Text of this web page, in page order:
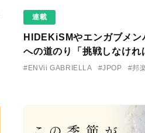
連載
HIDEKiSMやエンガブメ
への道のり「挑戦しなけれ
し、変わらない」～【
#ENVii GABRIELLA #JPOP #邦